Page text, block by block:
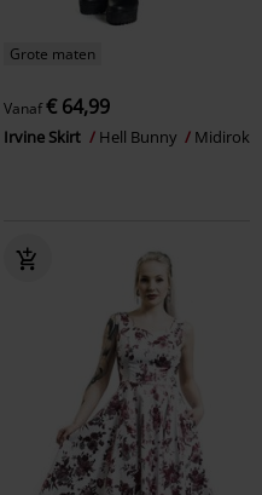
Grote maten
Vanaf€ 64,99
Irvine Skirt Hell Bunny Midirok